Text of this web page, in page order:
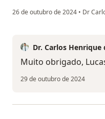
26 de outubro de 2024 • Dr
Dr. Carlos Henrique
Muito obrigado,
29 de outubro de 2024